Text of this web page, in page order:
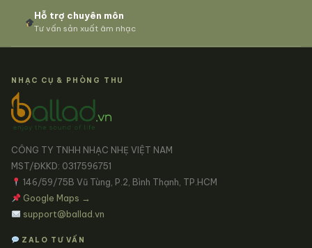
Hỗ trợ chuyên môn
Tư vấn sản xuất âm nhạc
NHẠC CỤ & PHÒNG THU
CÔNG TY TNHH NHẠC NHẸ VIỆT NAM
MST/ĐKKD: 0317596751
146/59/75B Vũ Tùng, P.2, Bình Thạnh, TP.HCM
Google Maps →
support@ballad.vn
ZALO TƯ VẤN